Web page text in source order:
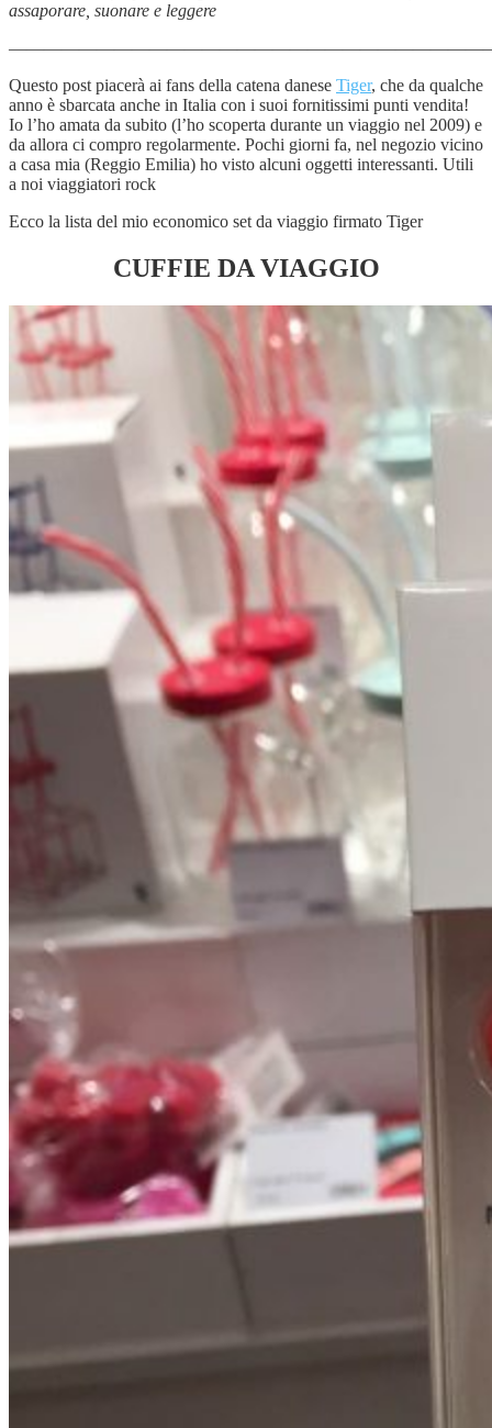
assaporare, suonare e leggere
Questo post piacerà ai fans della catena danese Tiger, che da qualche
anno è sbarcata anche in Italia con i suoi fornitissimi punti vendita!
Io l’ho amata da subito (l’ho scoperta durante un viaggio nel 2009) e
da allora ci compro regolarmente. Pochi giorni fa, nel negozio vicino
a casa mia (Reggio Emilia) ho visto alcuni oggetti interessanti. Utili
a noi viaggiatori rock
Ecco la lista del mio economico set da viaggio firmato Tiger
CUFFIE DA VIAGGIO